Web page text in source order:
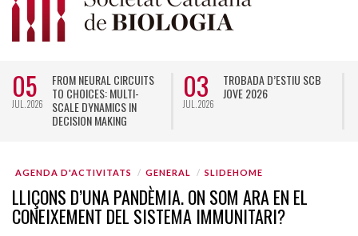
05
JUL. 2026
FROM NEURAL CIRCUITS
TO CHOICES: MULTI-
SCALE DYNAMICS IN
DECISION MAKING
03
JUL. 2026
TROBADA D’ESTIU SCB
JOVE 2026
AGENDA D'ACTIVITATS GENERAL SLIDEHOME
LLIÇONS D’UNA PANDÈMIA. ON SOM ARA EN EL
CONEIXEMENT DEL SISTEMA IMMUNITARI?